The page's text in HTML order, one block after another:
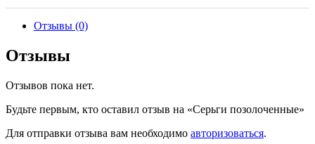
Отзывы (0)
Отзывы
Отзывов пока нет.
Будьте первым, кто оставил отзыв на «Серьги позолоченные»
Для отправки отзыва вам необходимо авторизоваться.